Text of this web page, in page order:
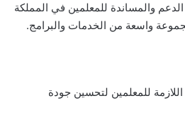
والمساندة للمعلمين في المملكة
واسعة من الخدمات والبرامج.
اللازمة للمعلمين لتحسين جودة